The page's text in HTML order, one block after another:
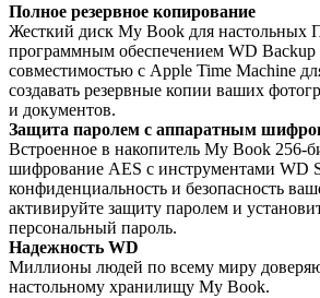
Полное резервное копирование
Жесткий диск My Book для
программным обеспечением WD Backup
совместимостью с Apple Time Machine
создавать резервные копии ваших
и документов.
Защита паролем с аппаратным
Встроенное в накопитель My Book 256-
шифрование AES с инструментами WD
конфиденциальность и безопасность
активируйте защиту паролем и
персональный пароль.
Надежность WD
Миллионы людей по всему миру
настольному хранилищу My Book.